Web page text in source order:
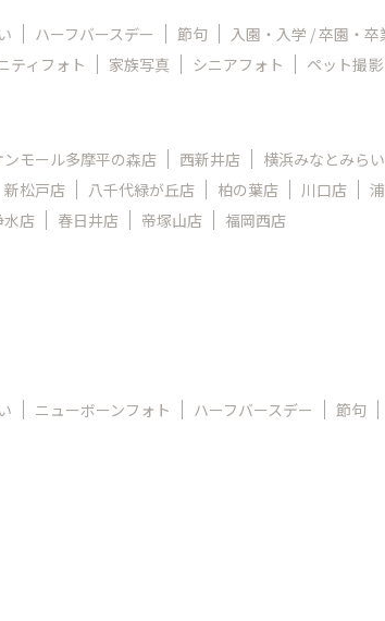
ハーフバースデー 節句
入園・入学 / 卒園・卒
ティフォト 家族写真 シニアフォト ペット撮影
ンモール多摩平の森店 西新井店 横浜みなとみら
新松戸店 八千代緑が丘店 柏の葉店 川口店
水店 春日井店 帝塚山店 福岡西店
ニューボーンフォト ハーフバースデー 節句